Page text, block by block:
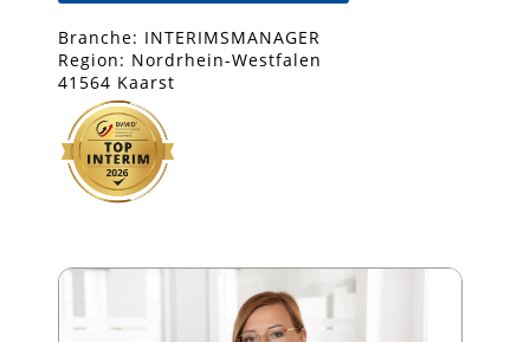
Branche: INTERIMSMANAGER
Region: Nordrhein-Westfalen
41564 Kaarst